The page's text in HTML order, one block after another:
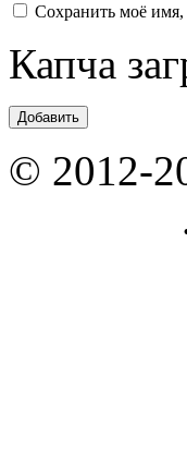
Сохранить моё имя,
Капча
© 2012-